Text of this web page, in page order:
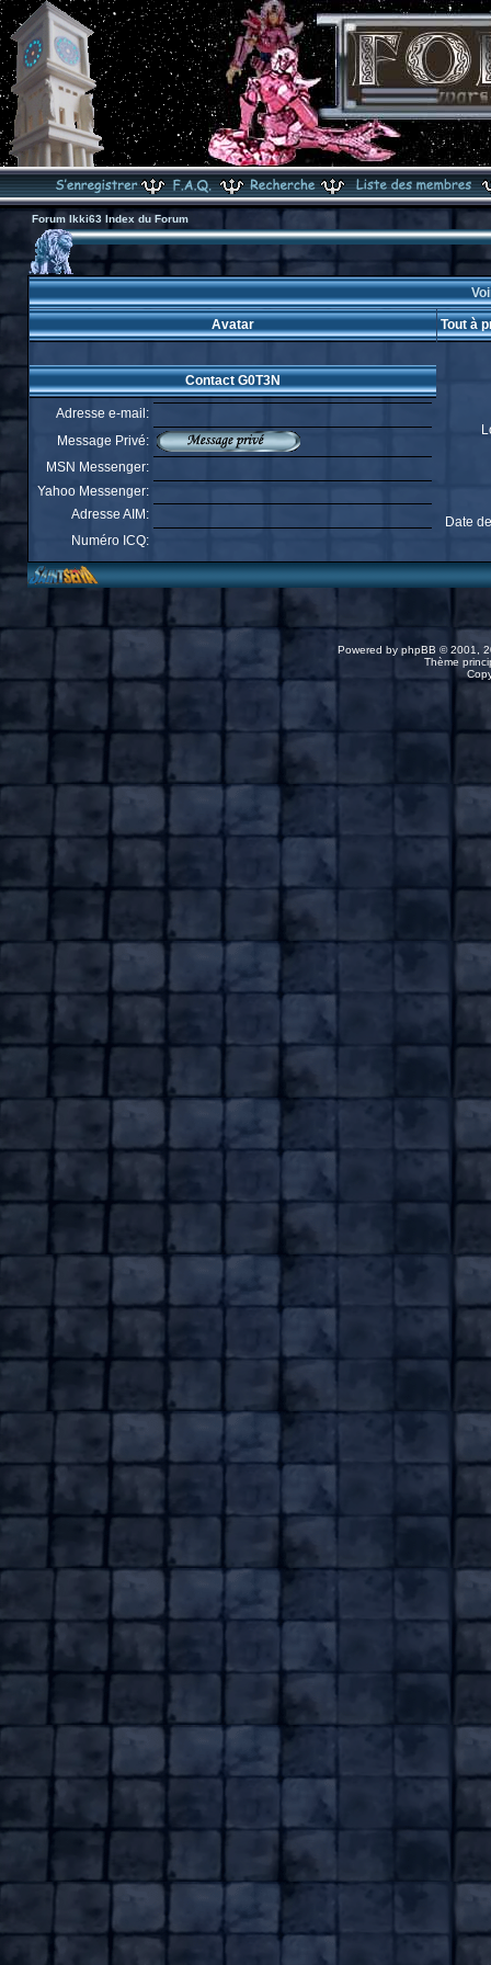
Forum Ikki63 Index du Forum
Avatar Tout à
Date
Contact G0T3N
Adresse e-mail:
Message Privé:
MSN Messenger:
Yahoo Messenger:
Adresse AIM:
Numéro ICQ:
Powered by phpBB © 2001,
Thème